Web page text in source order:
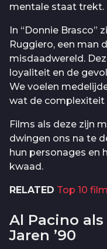
mentale staat trekt.
In “Donnie Brasco”
Ruggiero, een man
misdaadwereld.
loyaliteit en de
We voelen
wat de complexiteit
Films als deze zijn
dwingen ons na te
hun personages en
kwaad.
RELATED Top 10
Al Pacino
Jaren ’90